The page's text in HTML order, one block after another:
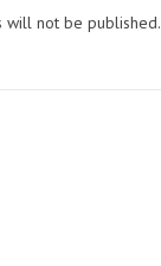
will not be published.